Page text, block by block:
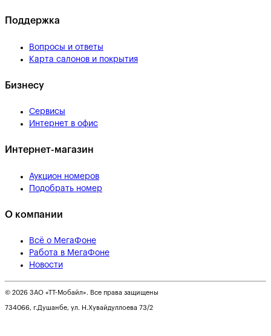
Поддержка
Вопросы и ответы
Карта салонов и покрытия
Бизнесу
Сервисы
Интернет в офис
Интернет-магазин
Аукцион номеров
Подобрать номер
О компании
Всё о МегаФоне
Работа в МегаФоне
Новости
© 2026 ЗАО «ТТ-Мобайл». Все права защищены
734066, г.Душанбе, ул. Н.Хувайдуллоева 73/2